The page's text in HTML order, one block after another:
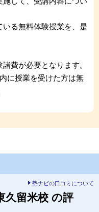
る無料体験授業を、是
費が必要となります。
に授業を受けた方は無
塾ナビの口コミについて
久留米校 の評